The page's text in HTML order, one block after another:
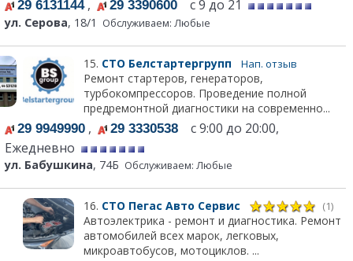
29 6131144, 29 3390600 с 9 до 21
ул. Серова, 18/1 Обслуживаем: Любые
15. СТО Белстартергрупп Нап. отзыв
Ремонт стартеров, генераторов,
турбокомпрессоров. Проведение полной
предремонтной диагностики на современно...
29 9949990 , 29 3330538 с 9:00 до 20:00,
Ежедневно
ул. Бабушкина, 74Б Обслуживаем: Любые
16. СТО Пегас Авто Сервис (1)
Автоэлектрика - ремонт и диагностика. Ремонт
автомобилей всех марок, легковых,
микроавтобусов, мотоциклов. ...